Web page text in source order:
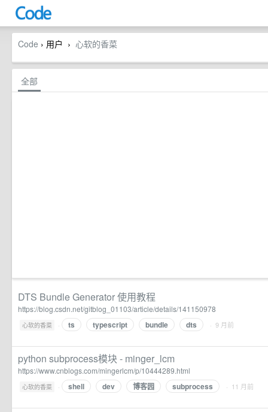
Code › 用户 › 心软的香菜
全部
DTS Bundle Generator 使用教程
https://blog.csdn.net/gitblog_01103/article/details/141150978
心软的香菜 · ts typescript bundle dts · 9 月前
python subprocess模块 - minger_lcm
https://www.cnblogs.com/mingerlcm/p/10444289.html
心软的香菜 · shell dev 博客园 subprocess · 11 月前